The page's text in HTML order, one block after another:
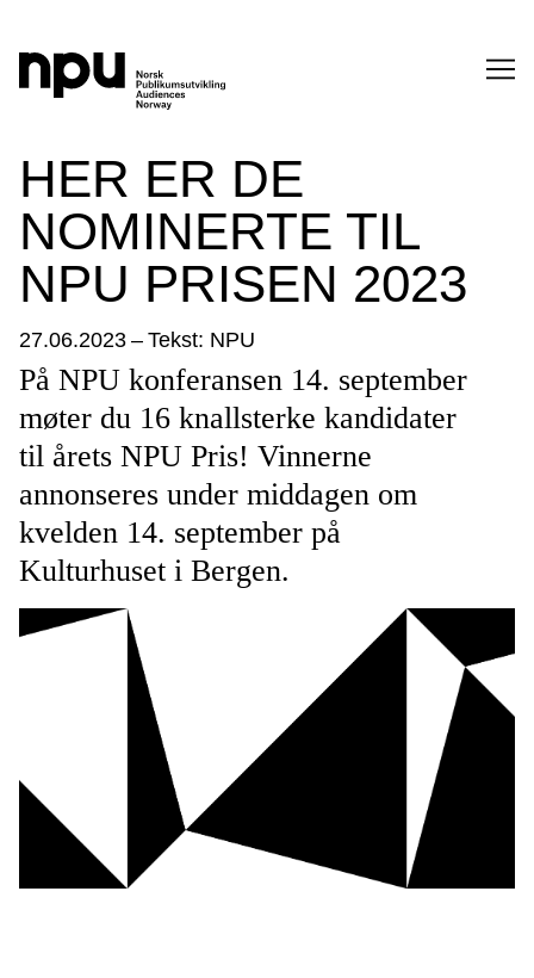
SØK
SØK →
HER ER DE
NOMINERTE TIL
NPU PRISEN 2023
27.06.2023 – Tekst: NPU
På NPU konferansen 14. september
møter du 16 knallsterke kandidater
til årets NPU Pris! Vinnerne
annonseres under middagen om
kvelden 14. september på
Kulturhuset i Bergen.